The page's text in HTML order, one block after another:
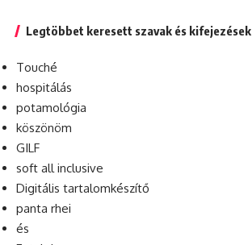
Legtöbbet keresett szavak és kifejezések
Touché
hospitálás
potamológia
köszönöm
GILF
soft all inclusive
Digitális tartalomkészítő
panta rhei
és